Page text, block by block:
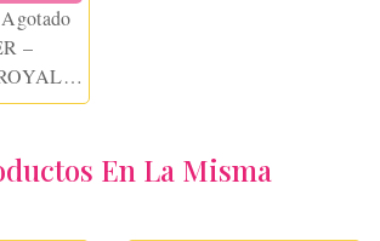
Agotado
–
En La Misma